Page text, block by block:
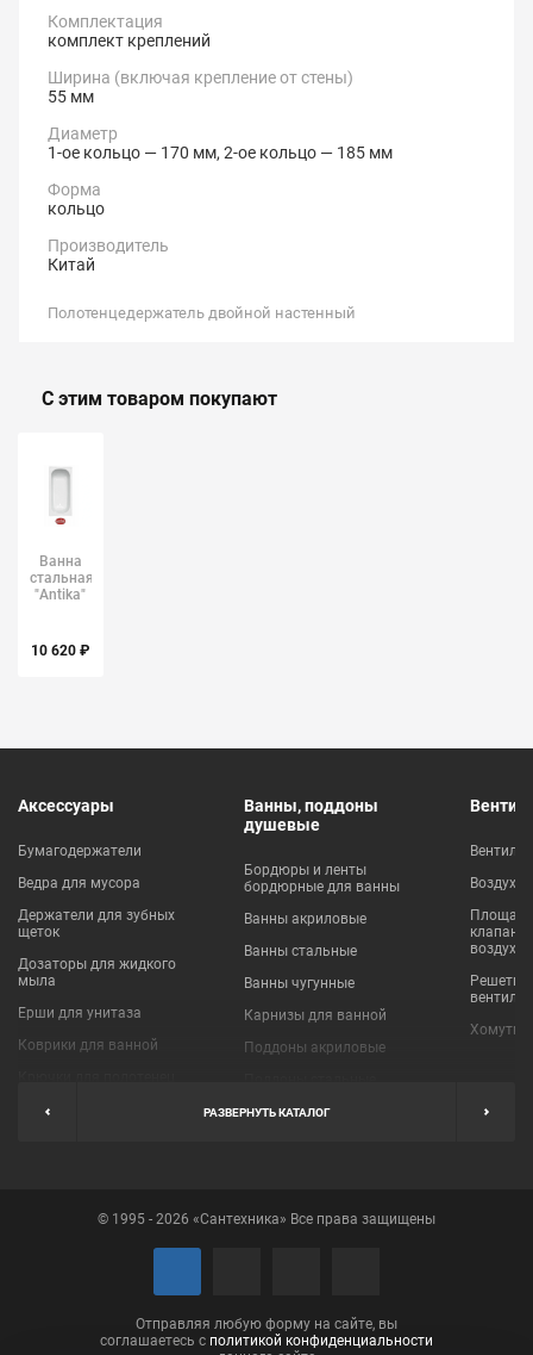
Комплектация
комплект креплений
Ширина (включая крепление от стены)
55 мм
Диаметр
1-ое кольцо — 170 мм, 2-ое кольцо — 185 мм
Форма
кольцо
Производитель
Китай
Полотенцедержатель двойной настенный
С этим товаром покупают
Ванна
стальная
"Antika"
10 620 ₽
Аксессуары
Бумагодержатели
Ведра для мусора
Держатели для зубных
щеток
Дозаторы для жидкого
мыла
Ерши для унитаза
Коврики для ванной
Мыльницы
Полотенцедержатели
Сушилки для белья
Ванны, поддоны
душевые
Бордюры и ленты
бордюрные для ванны
Ванны акриловые
Ванны стальные
Ванны чугунные
Карнизы для ванной
Поддоны акриловые
Пробки для ванн
клапаны
Решетки
Хомуты
РАЗВЕРНУТЬ КАТАЛОГ
© 1995 - 2026 «Сантехника» Все права защищены
Отправляя любую форму на сайте, вы
соглашаетесь с политикой конфиденциальности